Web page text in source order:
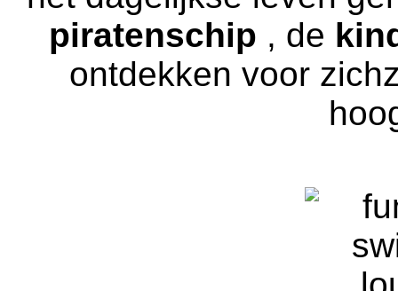
piratenschip , de
ontdekken voor